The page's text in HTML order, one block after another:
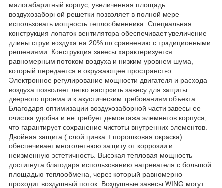
малогабаритный корпус, увеличенная площадь
воздухозаборной решетки позволяет в полной мере
использовать мощность теплообменника. Специальная
конструкция лопаток вентилятора обеспечивает увеличение
длины струи воздуха на 20% по сравнению с традиционными
решениями. Конструкция завесы характеризуется
равномерным потоком воздуха и низким уровнем шума,
который передается в окружающее пространство.
Электронное регулирование мощности двигателя и расхода
воздуха позволяет легко настроить завесу для защиты
дверного проема и к акустическим требованиям объекта.
Благодаря оптимизации воздухозаборной части завесы ее
очистка удобна и не требует демонтажа элементов корпуса,
что гарантирует сохранение чистоты внутренних элементов.
Двойная защита ( слой цинка + порошковая окраска)
обеспечивает многолетнюю защиту от коррозии и
неизменную эстетичность. Высокая тепловая мощность
достигнута благодаря использованию нагревателя с большой
площадью теплообмена, через который равномерно
проходит воздушный поток. Воздушные завесы WING могут